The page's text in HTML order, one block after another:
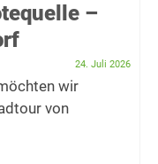
–
24. Juli 2026
wir
von